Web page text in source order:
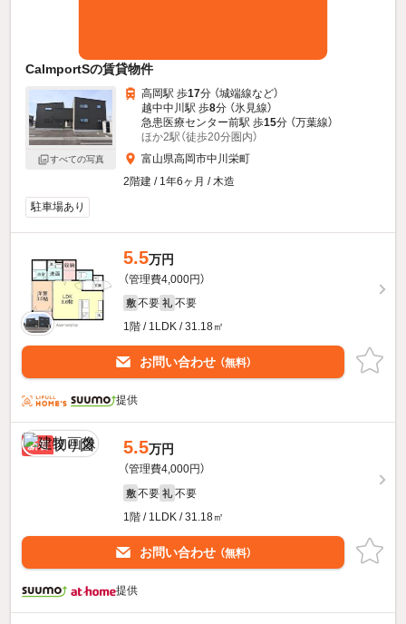
CalmportSの賃貸物件
すべての写真
高岡駅 歩17分 （城端線など）
越中中川駅 歩8分 （氷見線）
急患医療センター前駅 歩15分 （万葉線）
ほか2駅（徒歩20分圏内）
富山県高岡市中川栄町
2階建 / 1年6ヶ月 / 木造
駐車場あり
5.5万円
（管理費4,000円）
敷 不要 礼 不要
1階 / 1LDK / 31.18㎡
お問い合わせ （無料）
提供
新着 5.5万円
（管理費4,000円）
敷 不要 礼 不要
1階 / 1LDK / 31.18㎡
お問い合わせ （無料）
提供